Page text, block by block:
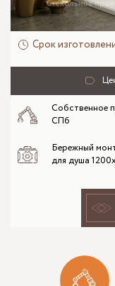
Срок
Собственное
СПб
Бережный
для душа